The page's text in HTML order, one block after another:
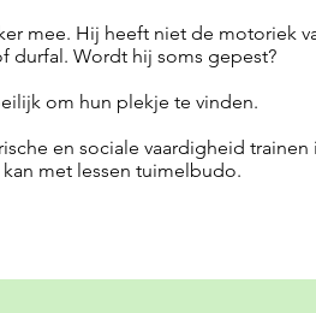
mee. Hij heeft niet de motoriek
durfal. Wordt hij soms gepest?
om hun plekje te vinden.
en sociale vaardigheid trainen
met lessen tuimelbudo.